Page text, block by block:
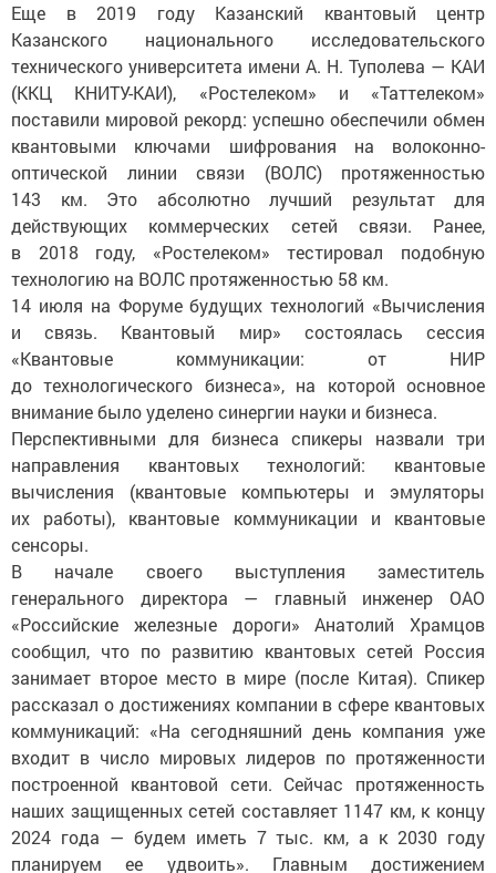
Еще в 2019 году Казанский квантовый центр
Казанского национального исследовательского
технического университета имени А. Н. Туполева — КАИ
(ККЦ КНИТУ-КАИ), «Ростелеком» и «Таттелеком»
поставили мировой рекорд: успешно обеспечили обмен
квантовыми ключами шифрования на волоконно-
оптической линии связи (ВОЛС) протяженностью
143 км. Это абсолютно лучший результат для
действующих коммерческих сетей связи. Ранее,
в 2018 году, «Ростелеком» тестировал подобную
технологию на ВОЛС протяженностью 58 км.
14 июля на Форуме будущих технологий «Вычисления
и связь. Квантовый мир» состоялась сессия
«Квантовые коммуникации: от НИР
до технологического бизнеса», на которой основное
внимание было уделено синергии науки и бизнеса.
Перспективными для бизнеса спикеры назвали три
направления квантовых технологий: квантовые
вычисления (квантовые компьютеры и эмуляторы
их работы), квантовые коммуникации и квантовые
сенсоры.
В начале своего выступления заместитель
генерального директора — главный инженер ОАО
«Российские железные дороги» Анатолий Храмцов
сообщил, что по развитию квантовых сетей Россия
занимает второе место в мире (после Китая). Спикер
рассказал о достижениях компании в сфере квантовых
коммуникаций: «На сегодняшний день компания уже
входит в число мировых лидеров по протяженности
построенной квантовой сети. Сейчас протяженность
наших защищенных сетей составляет 1147 км, к концу
2024 года — будем иметь 7 тыс. км, а к 2030 году
планируем ее удвоить». Главным достижением